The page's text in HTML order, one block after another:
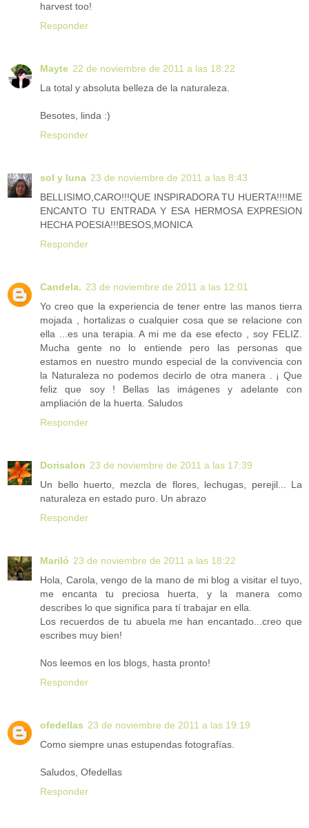
harvest too!
Responder
Mayte 22 de noviembre de 2011 a las 18:22
La total y absoluta belleza de la naturaleza.
Besotes, linda :)
Responder
sol y luna 23 de noviembre de 2011 a las 8:43
BELLISIMO,CARO!!!QUE INSPIRADORA TU HUERTA!!!!ME
ENCANTO TU ENTRADA Y ESA HERMOSA EXPRESION
HECHA POESIA!!!BESOS,MONICA
Responder
Candela. 23 de noviembre de 2011 a las 12:01
Yo creo que la experiencia de tener entre las manos tierra
mojada , hortalizas o cualquier cosa que se relacione con
ella ...es una terapia. A mi me da ese efecto , soy FELIZ.
Mucha gente no lo entiende pero las personas que
estamos en nuestro mundo especial de la convivencia con
la Naturaleza no podemos decirlo de otra manera . ¡ Que
feliz que soy ! Bellas las imágenes y adelante con
ampliación de la huerta. Saludos
Responder
Dorisalon 23 de noviembre de 2011 a las 17:39
Un bello huerto, mezcla de flores, lechugas, perejil... La
naturaleza en estado puro. Un abrazo
Responder
Mariló 23 de noviembre de 2011 a las 18:22
Hola, Carola, vengo de la mano de mi blog a visitar el tuyo,
me encanta tu preciosa huerta, y la manera como
describes lo que significa para tí trabajar en ella.
Los recuerdos de tu abuela me han encantado...creo que
escribes muy bien!
Nos leemos en los blogs, hasta pronto!
Responder
ofedellas 23 de noviembre de 2011 a las 19:19
Como siempre unas estupendas fotografías.
Saludos, Ofedellas
Responder